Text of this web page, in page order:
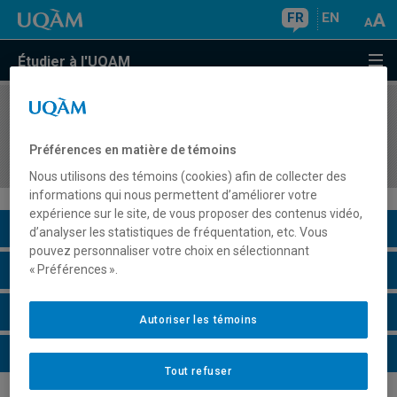
FR EN
Étudier à l'UQAM
COURS//
programme)
Description du cours
Horaire - Été 2026
Horaire - Automne 2026
Horaire - Hiver 2027
Préférences en matière de témoins
Nous utilisons des témoins (cookies) afin de collecter des
informations qui nous permettent d’améliorer votre
expérience sur le site, de vous proposer des contenus vidéo,
d’analyser les statistiques de fréquentation, etc. Vous
pouvez personnaliser votre choix en sélectionnant
« Préférences ».
Tout refuser
Autoriser les témoins